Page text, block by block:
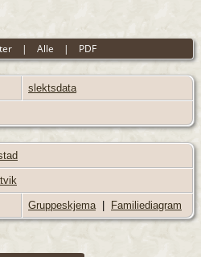
|Alle | PDF
slektsdata
Gruppeskjema | Familiediagram